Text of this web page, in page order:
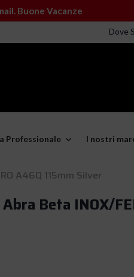
Buone Vacanze
Dove
Professionale I nostri
A46Q 115mm Silver
Beta INOX/